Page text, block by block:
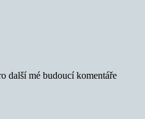
další mé budoucí komentáře